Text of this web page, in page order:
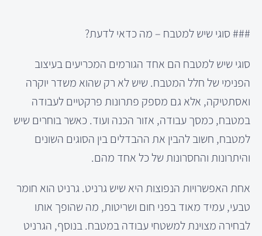
### סוגי שיש למטבח – מה כדאי לדעת?
סוגי שיש למטבח הם אחד הגורמים המכריעים בעיצוב
הפנימי של חלל המטבח. שיש לא רק שהוא משדר יוקרה
ואסתטיקה, אלא גם מספק פתרונות פרקטיים לעבודה
במטבח, כמסך עבודה, אזור הכנה ועוד. כאשר בוחרים שיש
למטבח, חשוב להבין את ההבדלים בין הסוגים השונים
והיתרונות והחסרונות של כל אחד מהם.
אחת האפשרויות הנפוצות היא שיש גרניט. גרניט הוא חומר
טבעי, עמיד מאוד בפני חום ושריטות, מה שהופך אותו
לבחירה מצוינת למשטחי עבודה במטבח. בנוסף, הגרניט